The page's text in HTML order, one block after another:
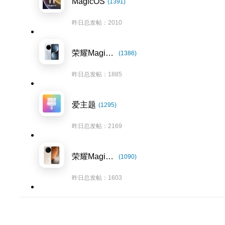
(1391)
昨日总发帖：2010
荣耀Magic7系列 (1386)
昨日总发帖：1885
爱主题 (1295)
昨日总发帖：2169
荣耀Magic8系列 (1090)
昨日总发帖：1603